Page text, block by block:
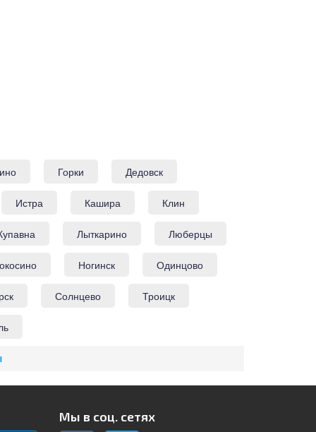
Горки Дедовск
Истра Кашира Клин
Лыткарино Люберцы
Ногинск Одинцово
Солнцево Троицк
Мы в соц. сетях